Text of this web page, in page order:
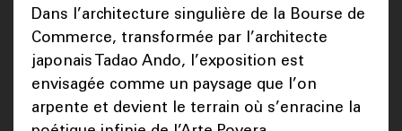
Dans l’architecture singulière de la Bourse de
Commerce, transformée par l’architecte
japonais Tadao Ando, l’exposition est
envisagée comme un paysage que l’on
arpente et devient le terrain où s’enracine la